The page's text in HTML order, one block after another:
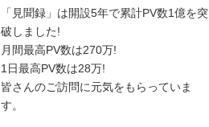
「見聞録」は開設5年で累計PV数1億を突
破しました!
月間最高PV数は270万!
1日最高PV数は28万!
皆さんのご訪問に元気をもらっていま
す。